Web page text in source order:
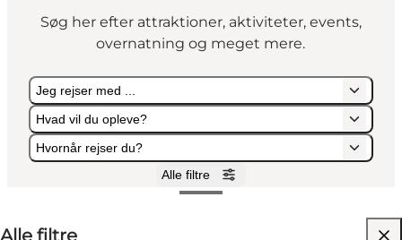
Kalender
Byer og steder
Transport
Søg her efter attraktioner, aktiviteter, events,
overnatning og meget mere.
Jeg rejser med ...
Hvad vil du opleve?
Hvornår rejser du?
Alle filtre
Jeg rejser med ...
Hvad vil du opleve?
Hvornår rejser du?
Alle filtre